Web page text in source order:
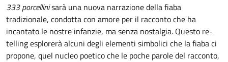
333 porcellinisarà una nuova narrazione della fiaba
tradizionale, condotta con amore per il racconto che ha
incantato le nostre infanzie, ma senza nostalgia. Questo re-
telling esplorerà alcuni degli elementi simbolici che la fiaba ci
propone, quel nucleo poetico che le poche parole del racconto,